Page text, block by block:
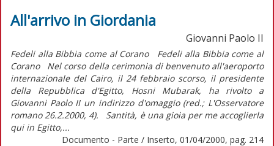
All'arrivo in Giordania
Giovanni Paolo II
Fedeli alla Bibbia come al Corano Fedeli alla Bibbia come al
Corano Nel corso della cerimonia di benvenuto all'aeroporto
internazionale del Cairo, il 24 febbraio scorso, il presidente
della Repubblica d'Egitto, Hosni Mubarak, ha rivolto a
Giovanni Paolo II un indirizzo d'omaggio (red.; L'Osservatore
romano 26.2.2000, 4). Santità, è una gioia per me accoglierla
qui in Egitto,...
Documento - Parte / Inserto, 01/04/2000, pag. 214